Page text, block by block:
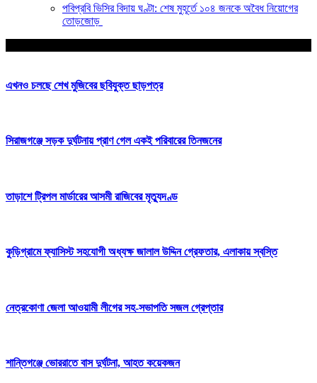
পবিপ্রবি ভিসির বিদায় ঘণ্টা: শেষ মুহূর্তে ১০৪ জনকে অবৈধ নিয়োগের
তোড়জোড়
এখনও চলছে শেখ মুজিবের ছবিযুক্ত ছাড়পত্র
সিরাজগঞ্জে সড়ক দুর্ঘটনায় প্রাণ গেল এক‌ই পরিবারের তিনজনের
তাড়াশে ট্রিপল মার্ডারের আসমী রাজিবের মৃত্যুদণ্ড
কুড়িগ্রামে ফ্যাসিস্ট সহযোগী অধ্যক্ষ জালাল উদ্দিন গ্রেফতার, এলাকায় স্বস্তি
নেত্রকোণা জেলা আওয়ামী লীগের সহ-সভাপতি সজল গ্রেপ্তার
শান্তিগঞ্জে ভোররাতে বাস দুর্ঘটনা, আহত কয়েকজন